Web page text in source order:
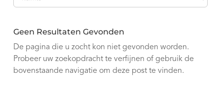
Geen Resultaten Gevonden
De pagina die u zocht kon niet gevonden worden.
Probeer uw zoekopdracht te verfijnen of gebruik de
bovenstaande navigatie om deze post te vinden.